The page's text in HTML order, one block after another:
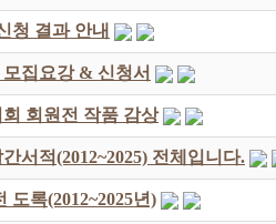
청 결과 안내
집요강 & 신청서
회원전 작품 감상
서적(2012~2025) 전체입니다.
도록(2012~2025년)